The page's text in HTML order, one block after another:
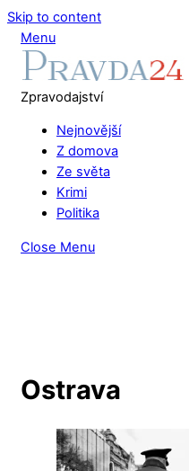
Skip to content
Menu
Zpravodajství
Nejnovější
Z domova
Ze světa
Krimi
Politika
Close Menu
Ostrava